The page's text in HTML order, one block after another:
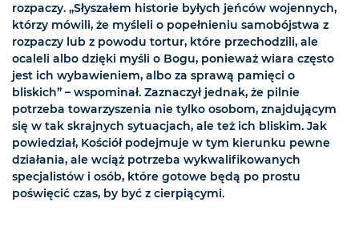
rozpaczy. „Słyszałem historie byłych jeńców wojennych,
którzy mówili, że myśleli o popełnieniu samobójstwa z
rozpaczy lub z powodu tortur, które przechodzili, ale
ocaleli albo dzięki myśli o Bogu, ponieważ wiara często
jest ich wybawieniem, albo za sprawą pamięci o
bliskich” – wspominał. Zaznaczył jednak, że pilnie
potrzeba towarzyszenia nie tylko osobom, znajdującym
się w tak skrajnych sytuacjach, ale też ich bliskim. Jak
powiedział, Kościół podejmuje w tym kierunku pewne
działania, ale wciąż potrzeba wykwalifikowanych
specjalistów i osób, które gotowe będą po prostu
poświęcić czas, by być z cierpiącymi.